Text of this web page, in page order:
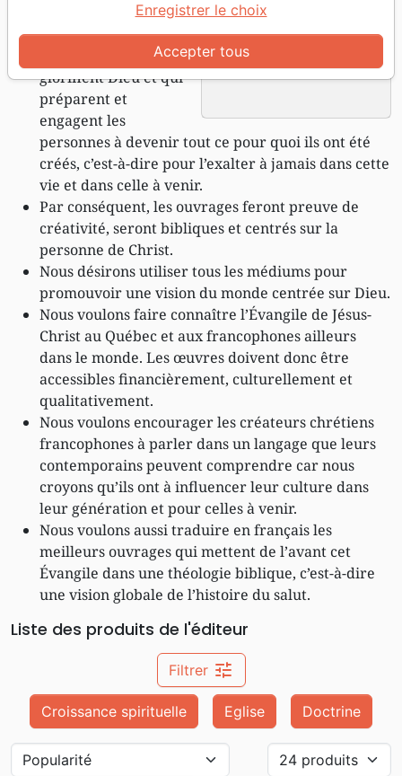
but de publier des
ouvrages centrés sur
glorifient Dieu et qui
préparent et
engagent les
personnes à devenir tout ce pour quoi ils ont été
créés, c’est-à-dire pour l’exalter à jamais dans cette
vie et dans celle à venir.
Par conséquent, les ouvrages feront preuve de
créativité, seront bibliques et centrés sur la
personne de Christ.
Nous désirons utiliser tous les médiums pour
promouvoir une vision du monde centrée sur Dieu.
Nous voulons faire connaître l’Évangile de Jésus-
Christ au Québec et aux francophones ailleurs
dans le monde. Les œuvres doivent donc être
accessibles financièrement, culturellement et
qualitativement.
Nous voulons encourager les créateurs chrétiens
francophones à parler dans un langage que leurs
contemporains peuvent comprendre car nous
croyons qu’ils ont à influencer leur culture dans
leur génération et pour celles à venir.
Nous voulons aussi traduire en français les
meilleurs ouvrages qui mettent de l’avant cet
Évangile dans une théologie biblique, c’est-à-dire
une vision globale de l’histoire du salut.
Liste des produits de l'éditeur
Filtrer tune
Croissance spirituelle Eglise Doctrine
Accepter tous
Enregistrer le choix